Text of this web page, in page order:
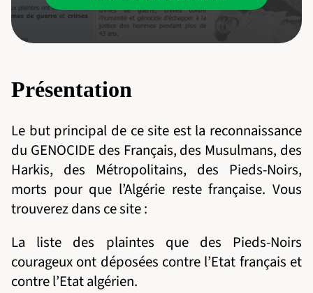
Présentation
Le but principal de ce site est la reconnaissance
du GENOCIDE des Français, des Musulmans, des
Harkis, des Métropolitains, des Pieds-Noirs,
morts pour que l’Algérie reste française. Vous
trouverez dans ce site :
La liste des plaintes que des Pieds-Noirs
courageux ont déposées contre l’Etat français et
contre l’Etat algérien.